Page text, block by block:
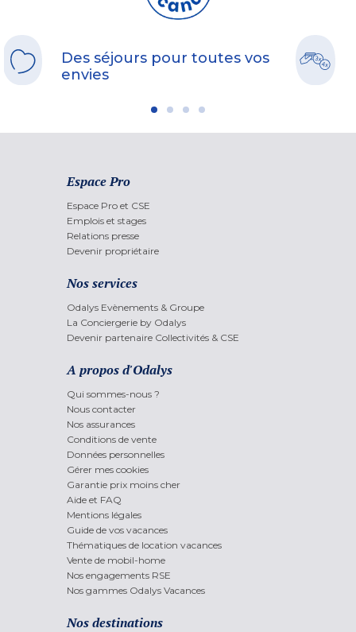
Des séjours pour toutes vos
envies
Espace Pro
Espace Pro et CSE
Emplois et stages
Relations presse
Devenir propriétaire
Nos services
Odalys Evènements & Groupe
La Conciergerie by Odalys
Devenir partenaire Collectivités & CSE
A propos d'Odalys
Qui sommes-nous ?
Nous contacter
Nos assurances
Conditions de vente
Données personnelles
Gérer mes cookies
Garantie prix moins cher
Aide et FAQ
Mentions légales
Guide de vos vacances
Thématiques de location vacances
Vente de mobil-home
Nos engagements RSE
Nos gammes Odalys Vacances
Nos destinations